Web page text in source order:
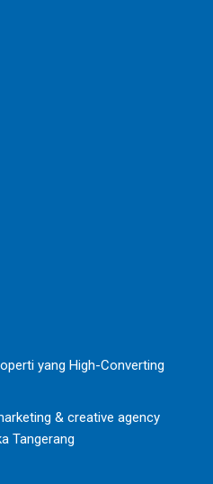
yang High-Converting
& creative agency
Tangerang